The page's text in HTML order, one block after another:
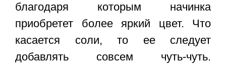
благодаря которым начинка
приобретет более яркий цвет. Что
касается соли, то ее следует
добавлять совсем чуть-чуть.